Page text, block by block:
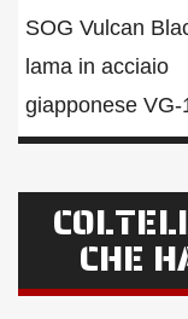
SOG Vulcan
lama in acciaio
giapponese VG-
CHE